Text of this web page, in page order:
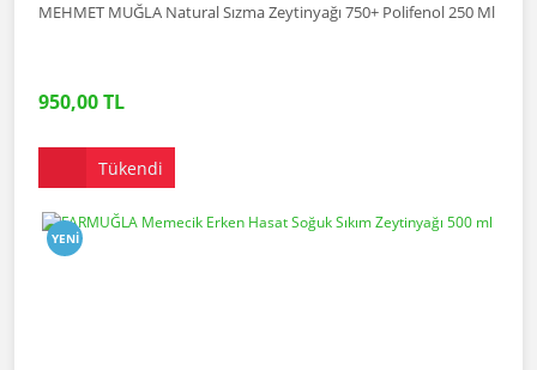
MEHMET MUĞLA Natural Sızma Zeytinyağı 750+ Polifenol 250 Ml
950,00 TL
Tükendi
YENI